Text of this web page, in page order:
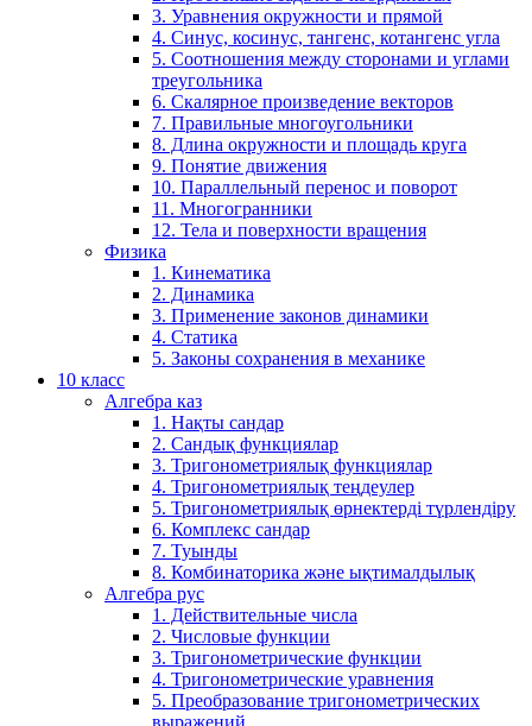
3. Уравнения окружности и прямой
4. Синус, косинус, тангенс, котангенс угла
5. Соотношения между сторонами и углами
треугольника
6. Скалярное произведение векторов
7. Правильные многоугольники
8. Длина окружности и площадь круга
9. Понятие движения
10. Параллельный перенос и поворот
11. Многогранники
12. Тела и поверхности вращения
Физика
1. Кинематика
2. Динамика
3. Применение законов динамики
4. Статика
5. Законы сохранения в механике
10 класс
Алгебра каз
1. Нақты сандар
2. Сандық функциялар
3. Тригонометриялық функциялар
4. Тригонометриялық теңдеулер
5. Тригонометриялық өрнектерді түрлендіру
6. Комплекс сандар
7. Туынды
8. Комбинаторика және ықтималдылық
Алгебра рус
1. Действительные числа
2. Числовые функции
3. Тригонометрические функции
4. Тригонометрические уравнения
5. Преобразование тригонометрических
выражений